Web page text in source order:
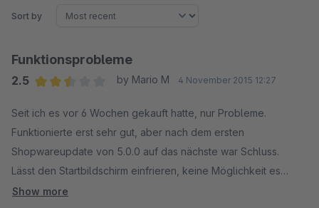
Sort by
Funktionsprobleme
2.5
by Mario M 4 November 2015 12:27
Seit ich es vor 6 Wochen gekauft hatte, nur Probleme.
Funktionierte erst sehr gut, aber nach dem ersten
Shopwareupdate von 5.0.0 auf das nächste war Schluss.
Lässt den Startbildschirm einfrieren, keine Möglichkeit es
selbst zu reparieren, für ewige Basteleien mit dem Support
Show more